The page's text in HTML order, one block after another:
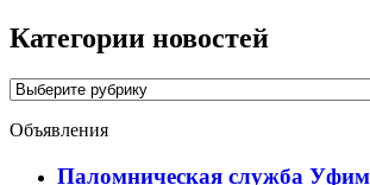
Категории новостей
Категории
Объявления
Паломническая служба